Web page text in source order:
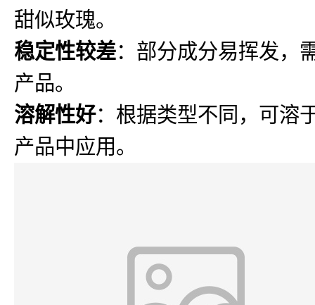
甜似玫瑰。
稳定性较差：部分成分易挥发，
产品。
溶解性好：根据类型不同，可溶
产品中应用。